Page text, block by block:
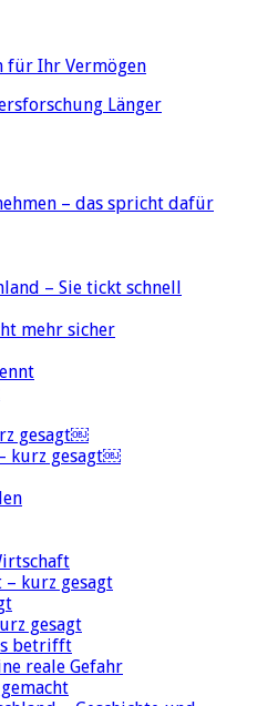
– das spricht dafür
– Sie tickt schnell
mehr sicher
gesagt￼
kurz gesagt￼
kurz gesagt
gesagt
betrifft
reale Gefahr